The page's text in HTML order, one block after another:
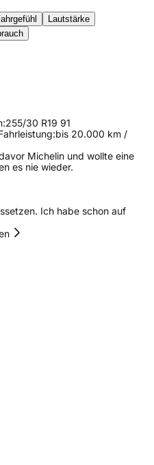
Lautstärke
255/30 R19 91
bis 20.000 km /
Michelin und wollte eine
es nie wieder.
Ich habe schon auf